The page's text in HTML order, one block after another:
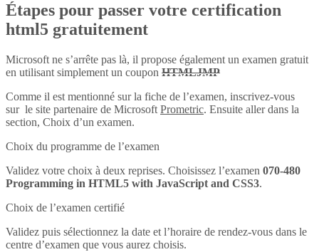
Étapes pour passer votre certification
html5 gratuitement
Microsoft ne s’arrête pas là, il propose également un examen gratuit
en utilisant simplement un coupon HTMLJMP
Comme il est mentionné sur la fiche de l’examen, inscrivez-vous
sur le site partenaire de Microsoft Prometric. Ensuite aller dans la
section, Choix d’un examen.
Choix du programme de l’examen
Validez votre choix à deux reprises. Choisissez l’examen 070-480
Programming in HTML5 with JavaScript and CSS3.
Choix de l’examen certifié
Validez puis sélectionnez la date et l’horaire de rendez-vous dans le
centre d’examen que vous aurez choisis.